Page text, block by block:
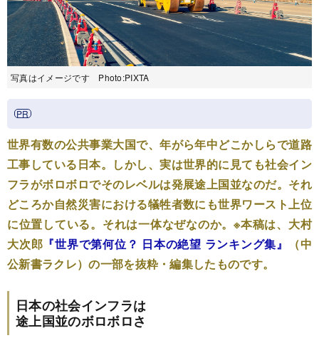
写真はイメージです Photo:PIXTA
世界有数の公共事業大国で、年がら年中どこかしらで道路
工事している日本。しかし、実は世界的に見ても社会イン
フラがボロボロでそのレベルは発展途上国並なのだ。それ
どころか自然災害における犠牲者数にも世界ワースト上位
に位置している。それは一体なぜなのか。※本稿は、大村
大次郎 『世界で第何位？ 日本の絶望 ランキング集』
（中
公新書ラクレ）の一部を抜粋・編集したものです。
日本の社会インフラは
途上国並のボロボロさ